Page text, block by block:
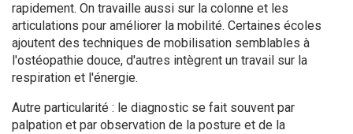
rapidement. On travaille aussi sur la colonne et les
articulations pour améliorer la mobilité. Certaines écoles
ajoutent des techniques de mobilisation semblables à
l'ostéopathie douce, d'autres intègrent un travail sur la
respiration et l'énergie.
Autre particularité : le diagnostic se fait souvent par
palpation et par observation de la posture et de la